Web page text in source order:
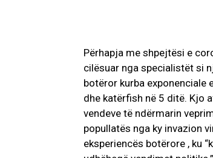
Përhapja me shpejtësi e
cilësuar nga specialistët si
botëror kurba
dhe katërfish në 5 ditë. Kjo
vendeve të ndërmarin
popullatës nga ky invazion
eksperiencës botërore , ku